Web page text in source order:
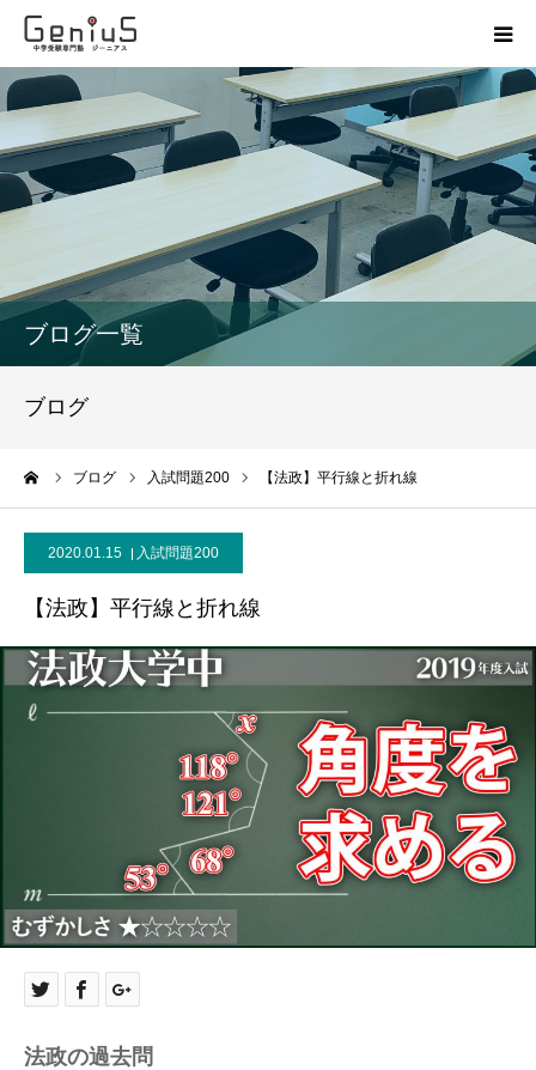
ブログ一覧
ブログ
ブログ 入試問題200 【法政】平行線と折れ線
2020.01.15 入試問題200
【法政】平行線と折れ線
法政の過去問
授業
志望校別特訓
模試
お問い合わせ